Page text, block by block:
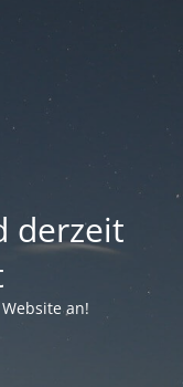
derzeit
an!